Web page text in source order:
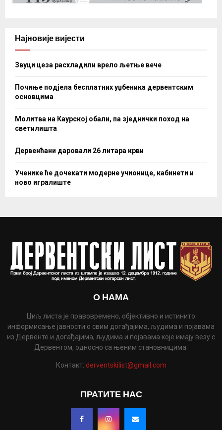
Најновије вијести
Звуци цеза расхладили врело љетње вече
Почиње подјела бесплатних уџбеника дервентским
основцима
Молитва на Каурској обали, па зједнички поход на
светилишта
Дервенћани даровали 26 литара крви
Ученике ће дочекати модерне учионице, кабинети и
ново игралиште
О НАМА
Циљ листа је правовремено, објективно и истинито
информисање јавности о свим догађајима, људима и појавама
из Дервенте и догађајима, људима и појавама које имају везу с
Дервентом, односно са њеним становницима.
Контакт: derventskilist@gmail.com
ПРАТИТЕ НАС